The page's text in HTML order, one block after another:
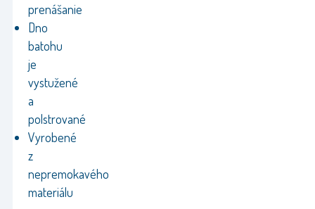
prenášanie
Dno
batohu
je
vystužené
a
polstrované
Vyrobené
z
nepremokavého
materiálu